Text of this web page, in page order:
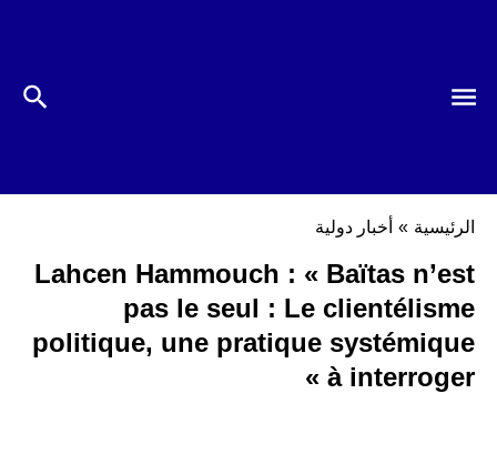
الرئيسية » أخبار دولية
Lahcen Hammouch : « Baïtas n’est
pas le seul : Le clientélisme
politique, une pratique systémique
à interroger »